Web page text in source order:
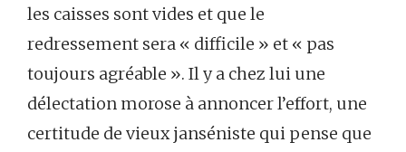
les caisses sont vides et que le
redressement sera « difficile » et « pas
toujours agréable ». Il y a chez lui une
délectation morose à annoncer l’effort, une
certitude de vieux janséniste qui pense que